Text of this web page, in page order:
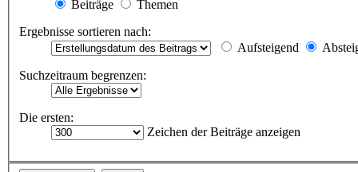
Beiträge
Themen
Ergebnisse sortieren nach:
Aufsteigend
Suchzeitraum begrenzen:
Die ersten:
Zeichen der Beiträge anzeigen